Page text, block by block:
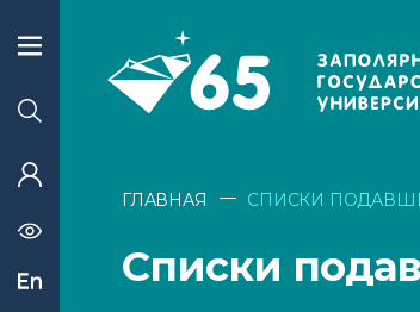
ГЛАВНАЯ — СПИСКИ
Списки